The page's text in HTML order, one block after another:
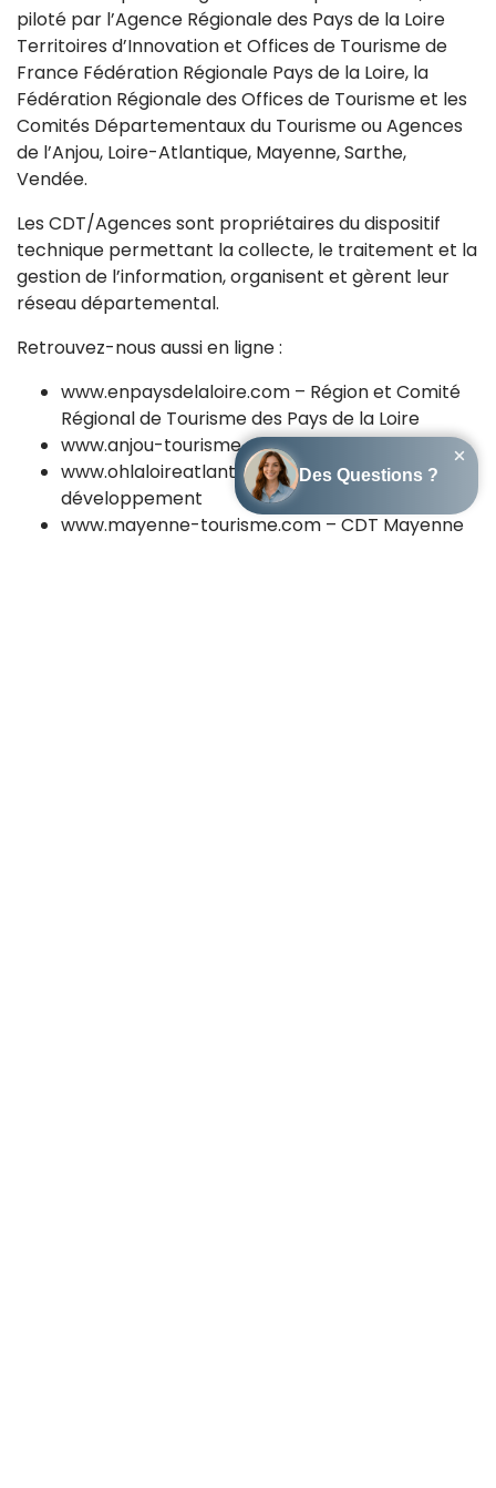
piloté par l’Agence Régionale des Pays de la Loire
Territoires d’Innovation et Offices de Tourisme de
France Fédération Régionale Pays de la Loire, la
Fédération Régionale des Offices de Tourisme et les
Comités Départementaux du Tourisme ou Agences
de l’Anjou, Loire-Atlantique, Mayenne, Sarthe,
Vendée.
Les CDT/Agences sont propriétaires du dispositif
technique permettant la collecte, le traitement et la
gestion de l’information, organisent et gèrent leur
réseau départemental.
Retrouvez-nous aussi en ligne :
www.enpaysdelaloire.com – Région et Comité
Régional de Tourisme des Pays de la Loire
www.anjou-tourisme.com – Anjou tourisme
www.ohlaloireatlantique.com – Loire Atlantique
développement
www.mayenne-tourisme.com – CDT Mayenne